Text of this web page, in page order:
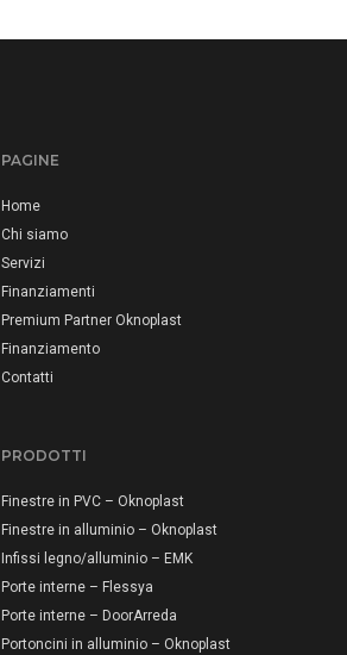
PAGINE
Home
Chi siamo
Servizi
Finanziamenti
Premium Partner Oknoplast
Finanziamento
Contatti
PRODOTTI
Finestre in PVC – Oknoplast
Finestre in alluminio – Oknoplast
Infissi legno/alluminio – EMK
Porte interne – Flessya
Porte interne – DoorArreda
Portoncini in alluminio – Oknoplast